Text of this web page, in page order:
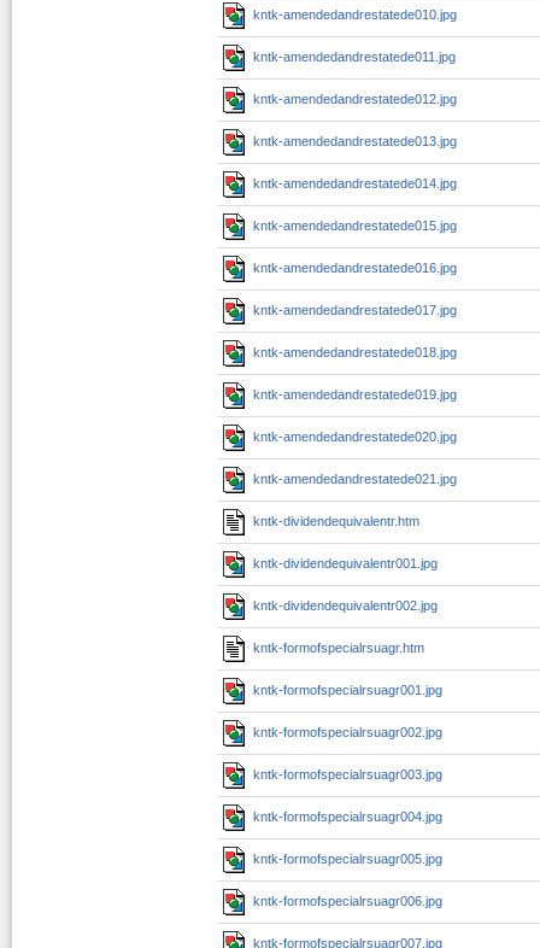
kntk-amendedandrestatede010.jpg
kntk-amendedandrestatede011.jpg
kntk-amendedandrestatede012.jpg
kntk-amendedandrestatede013.jpg
kntk-amendedandrestatede014.jpg
kntk-amendedandrestatede015.jpg
kntk-amendedandrestatede016.jpg
kntk-amendedandrestatede017.jpg
kntk-amendedandrestatede018.jpg
kntk-amendedandrestatede019.jpg
kntk-amendedandrestatede020.jpg
kntk-amendedandrestatede021.jpg
kntk-dividendequivalentr.htm
kntk-dividendequivalentr001.jpg
kntk-dividendequivalentr002.jpg
kntk-formofspecialrsuagr.htm
kntk-formofspecialrsuagr001.jpg
kntk-formofspecialrsuagr002.jpg
kntk-formofspecialrsuagr003.jpg
kntk-formofspecialrsuagr004.jpg
kntk-formofspecialrsuagr005.jpg
kntk-formofspecialrsuagr006.jpg
kntk-formofspecialrsuagr007.jpg